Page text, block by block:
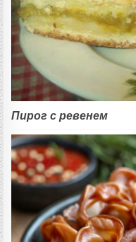
Пирог с ревенем